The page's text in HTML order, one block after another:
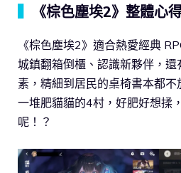
《棕色塵埃2》整體心
《棕色塵埃2》適合熱愛經典
城鎮翻箱倒櫃、認識新夥伴，
素，精細到居民的桌椅書本都
一堆肥貓貓的4村，好肥好想揉
呢！？